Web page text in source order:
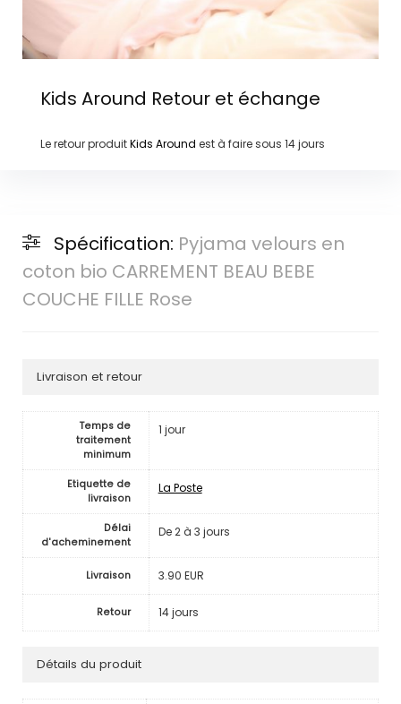
Kids Around Retour et échange
Le retour produitKids Around est à faire sous 14 jours
Spécification: Pyjama velours en
coton bio CARREMENT BEAU BEBE
COUCHE FILLE Rose
Livraison et retour
Temps de
traitement
minimum
1 jour
Etiquette de
livraison
La Poste
Délai
d'acheminement
De 2 à 3 jours
Livraison 3.90 EUR
Retour 14 jours
Détails du produit